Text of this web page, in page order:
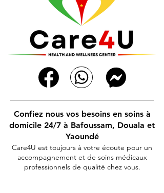
Confiez nous vos besoins en soins à
domicile 24/7 à Bafoussam, Douala et
Yaoundé
Care4U est toujours à votre écoute pour un
accompagnement et de soins médicaux
professionnels de qualité chez vous.